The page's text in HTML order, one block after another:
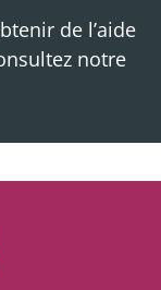
de l’aide
notre